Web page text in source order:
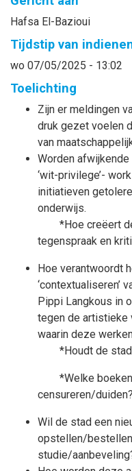
Hafsa El-Bazioui
Tijdstip van
wo 07/05/2025 - 13:02
Toelichting
Zijn er meldingen
druk gezet voelen
van
Worden
‘wit-privilege’-
initiatieven
onderwijs.
*Hoe creëert de
tegenspraak en
Hoe verantwoordt
‘contextualiseren’
Pippi Langkous in
tegen de artistieke
waarin deze
*Houdt de stad
*Welke boeken
censureren/duiden?
Wil de stad een
opstellen/
studie/